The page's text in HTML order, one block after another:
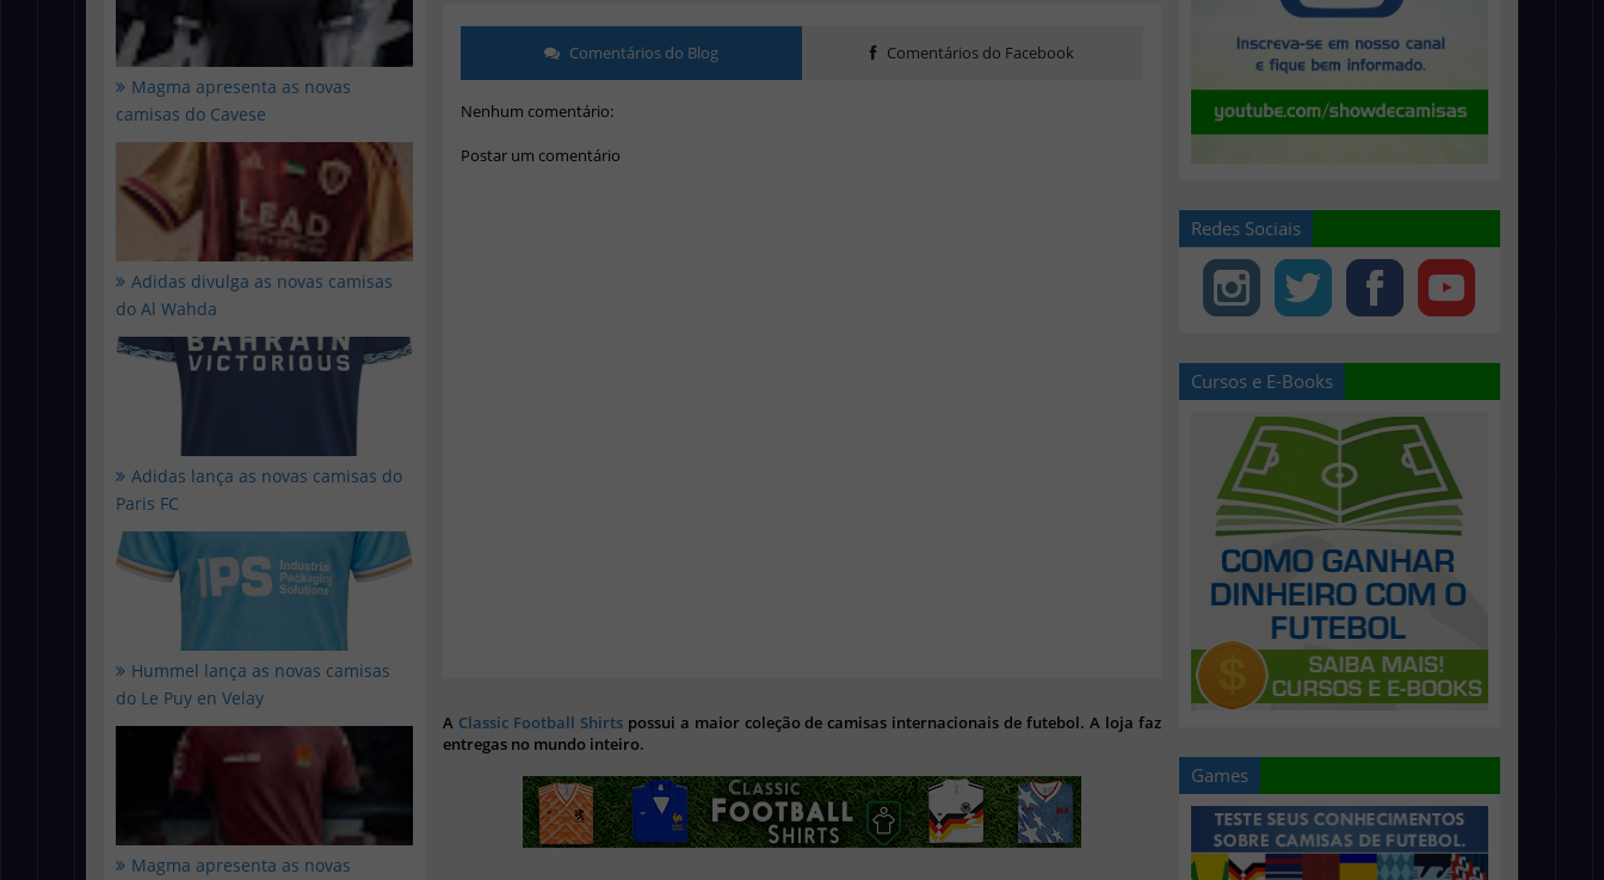
Magma apresenta as novas
camisas do Cavese
Adidas divulga as novas camisas
do Al Wahda
Adidas lança as novas camisas do
Paris FC
Hummel lança as novas camisas
do Le Puy en Velay
Magma apresenta as novas
Comentários do Blog Comentários do Facebook
Nenhum comentário:
Postar um comentário
A Classic Football Shirts possui a maior coleção de camisas internacionais de futebol. A loja faz
entregas no mundo inteiro.
Redes Sociais
Cursos e E-Books
Games